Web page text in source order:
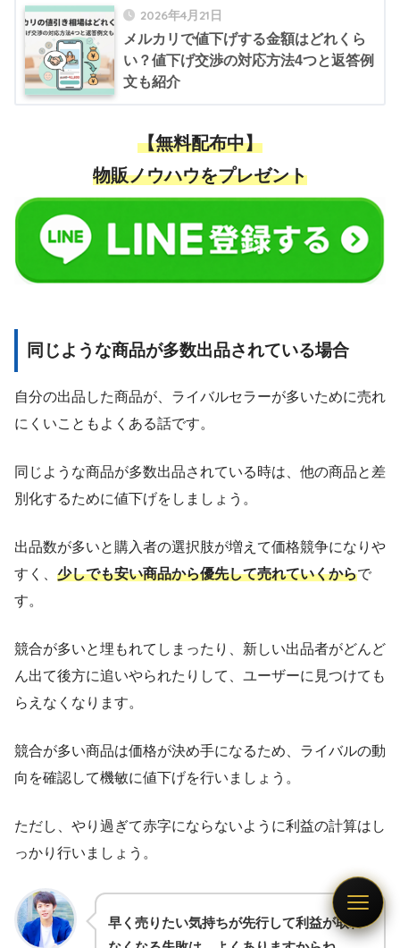
2026年4月21日
メルカリで値下げする金額はどれくら
い？値下げ交渉の対応方法4つと返答例
文も紹介
【無料配布中】
物販ノウハウをプレゼント
同じような商品が多数出品されている場合
自分の出品した商品が、ライバルセラーが多いために売れ
にくいこともよくある話です。
同じような商品が多数出品されている時は、他の商品と差
別化するために値下げをしましょう。
出品数が多いと購入者の選択肢が増えて価格競争になりや
すく、 少しでも安い商品から優先して売れていくからで
す。
競合が多いと埋もれてしまったり、新しい出品者がどんど
ん出て後方に追いやられたりして、ユーザーに見つけても
らえなくなります。
競合が多い商品は価格が決め手になるため、ライバルの動
向を確認して機敏に値下げを行いましょう。
ただし、やり過ぎて赤字にならないように利益の計算はし
っかり行いましょう。
早く売りたい気持ちが先行して利益が取れ